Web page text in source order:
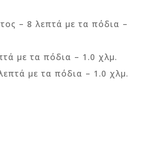
– 8 λεπτά με τα πόδια –
με τα πόδια – 1.0 χλμ.
με τα πόδια – 1.0 χλμ.